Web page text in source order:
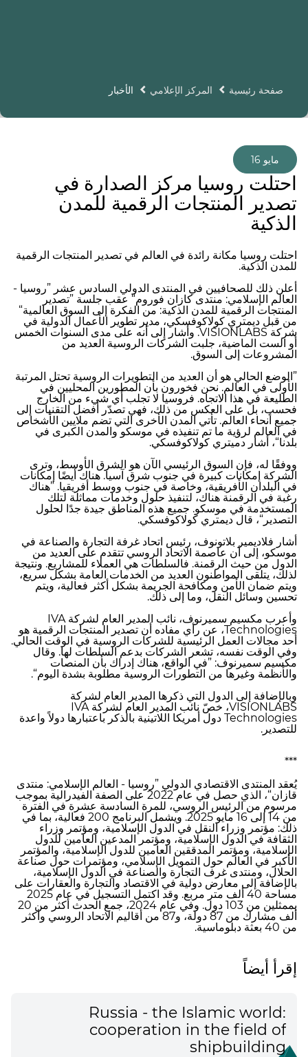
صفحة رئيسية المركز الإعلامي الأخبار
احتلت روسيا مركز الصدارة في
تصدير المنتجات الرقمية للمدن
الذكية
16 مايو
احتلت روسيا مكانة رائدة في العالم في تصدير المنتجات الرقمية
للمدن الذكية.
أعلن ذلك للصحافيين في المنتدى الدولي السادس عشر ”روسيا -
العالم الإسلامي: منتدى كازان فوروم“ عقب جلسة ”تصدير
المنتجات الرقمية للمدن الذكية: من الفكرة إلى السوق العالمية“
من قبل ديمتري كولاكوفسكي، مدير تطوير الأعمال الدولية في
شركة VISIONLABS. وأشار إلى أنه على مدى السنوات الخمس
أو الست الماضية، جلبت الشركات الروسية العديد من
المشروعات إلى السوق.
”الوضع الحالي هو أن العديد من التطويرات الروسية تحتل المرتبة
الأولى في العالم. نحن فخورون بأن المطورين المحليين في
الطليعة في هذا الاتجاه. فروسيا لا تجلب أي شيء من الخارج
فحسب، بل على العكس من ذلك، فهي تصدّر أفضل التقنيات إلى
جميع أنحاء العالم. تأتي المدن الأخرى التي تضم ملايين الأشخاص
في العالم لرؤية ما تم تنفيذه في موسكو والمدن الكبرى في
بلدنا“، أشار دميتري كولاكوفسكي.
ووفقًا له، فإن السوق الرئيسي الآن هو الشرق الأوسط، وترى
الشركة إمكانات كبيرة في جنوب شرق آسيا. هناك أيضًا إمكانات
في البلدان الأفريقية، وخاصة في جنوب ووسط أفريقيا. ”هناك
رغبة في الرقمنة هناك، لتنفيذ حلول وخدمات مماثلة لتلك
المستخدمة في موسكو. جميع هذه المناطق جيدة جدًا لحلول
التصدير“، قال ديمتري كولاكوفسكي.
أشار فلاديمير بلاتونوف، رئيس اتحاد غرفة التجارة والصناعة في
موسكو، إلى أن عاصمة الاتحاد الروسي تتقدم على العديد من
الدول من حيث الرقمنة. فالسلطات هي العملاء للمشاريع. ونتيجة
لذلك، يتلقى المواطنون العديد من الخدمات العامة بشكل سريع،
ويتم ضمان الأمن ومكافحة الجريمة بشكل أكثر فعالية، ويتم
تحسين وسائل النقل، وما إلى ذلك.
وأعرب مكسيم سميرنوف، نائب المدير العام لشركة IVA
Technologies، عن رأي مفاده أن تصدير المنتجات الرقمية هو
أحد مجالات العمل الرئيسية للشركات الروسية في الوقت الحالي.
وفي الوقت نفسه، تشعر الشركات بدعم السلطات لها. وقال
مكسيم سميرنوف: ”في الواقع، هناك إدراك بأن المنصات
والأنظمة وغيرها من التطورات الروسية مطلوبة بشدة اليوم“.
وبالإضافة إلى الدول التي ذكرها المدير العام لشركة
VISIONLABS، خصّ نائب المدير العام لشركة IVA
Technologies دول أمريكا اللاتينية بالذكر باعتبارها دولاً واعدة
للتصدير.
***
يُعقد المنتدى الاقتصادي الدولي ”روسيا - العالم الإسلامي: منتدى
قازان“، الذي حصل في عام 2022 على الصفة الفيدرالية بموجب
مرسوم من الرئيس الروسي، للمرة السادسة عشرة في الفترة
من 14 إلى 16 مايو 2025. ويشمل البرنامج 200 فعالية، بما في
ذلك: مؤتمر وزراء النقل في الدول الإسلامية، ومؤتمر وزراء
الثقافة في الدول الإسلامية، ومؤتمر المدعين العامين للدول
الإسلامية، ومؤتمر المدققين العامين للدول الإسلامية، والمؤتمر
الأكبر في العالم حول التمويل الإسلامي، ومؤتمرات حول صناعة
الحلال، ومنتدى غرف التجارة والصناعة في الدول الإسلامية،
بالإضافة إلى معارض دولية في الاقتصاد والتجارة والعقارات على
مساحة 40 ألف متر مربع. وقد اكتمل التسجيل في عام 2025
بممثلين من 103 دول. وفي عام 2024، جمع الحدث أكثر من 20
ألف مشارك من 87 دولة، و87 من أقاليم الاتحاد الروسي وأكثر
من 40 بعثة دبلوماسية.
إقرأ أيضاً
Russia - the Islamic world:
cooperation in the field of
shipbuilding